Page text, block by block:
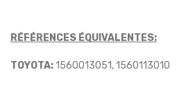
RÉFÉRENCES ÉQUIVALENTES:
TOYOTA:1560013051, 1560113010